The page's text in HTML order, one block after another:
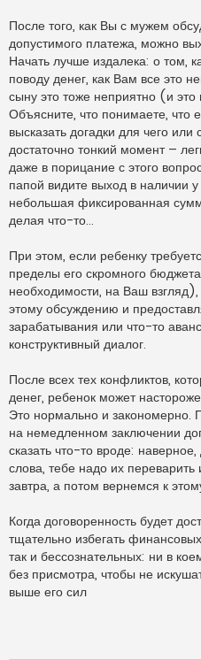
После того, как Вы с мужем
допустимого платежа, можно
Начать лучше издалека: о том,
поводу денег, как Вам все это
сыну это тоже неприятно (и
Объясните, что понимаете, что
высказать догадки для чего
достаточно тонкий момент –
даже в порицание с этого
папой видите выход в наличии
небольшая фиксированная
делая что-то...
При этом, если ребенку
пределы его скромного
необходимости, на Ваш
этому обсуждению и
зарабатывания или что-то
конструктивный диалог.
После всех тех конфликтов,
денег, ребенок может
Это нормально и закономерно.
на немедленном заключении
сказать что-то вроде:
слова, тебе надо их
завтра, а потом вернемся к
Когда договоренность будет
тщательно избегать
так и бессознательных: ни в
без присмотра, чтобы не
выше его сил